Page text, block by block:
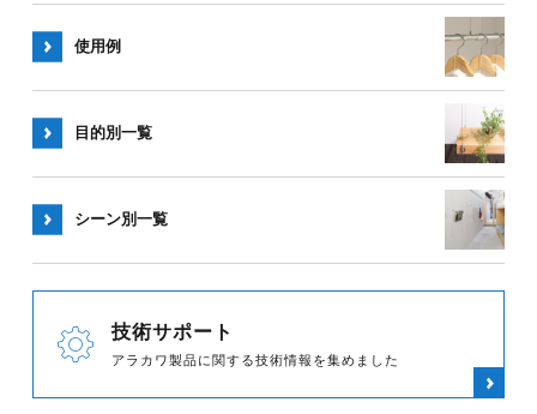
使用例
目的別一覧
シーン別一覧
技術サポート
アラカワ製品に関する技術情報を集めました